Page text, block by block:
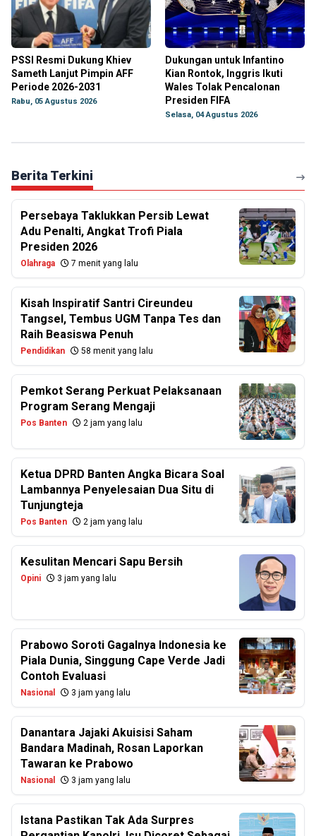
PSSI Resmi Dukung Khiev
Sameth Lanjut Pimpin AFF
Periode 2026-2031
Rabu, 05 Agustus 2026
Dukungan untuk Infantino
Kian Rontok, Inggris Ikuti
Wales Tolak Pencalonan
Presiden FIFA
Selasa, 04 Agustus 2026
Berita Terkini
Persebaya Taklukkan Persib Lewat
Adu Penalti, Angkat Trofi Piala
Presiden 2026
Olahraga 7 menit yang lalu
Kisah Inspiratif Santri Cireundeu
Tangsel, Tembus UGM Tanpa Tes dan
Raih Beasiswa Penuh
Pendidikan 58 menit yang lalu
Pemkot Serang Perkuat Pelaksanaan
Program Serang Mengaji
Pos Banten 2 jam yang lalu
Ketua DPRD Banten Angka Bicara Soal
Lambannya Penyelesaian Dua Situ di
Tunjungteja
Pos Banten 2 jam yang lalu
Kesulitan Mencari Sapu Bersih
Opini 3 jam yang lalu
Prabowo Soroti Gagalnya Indonesia ke
Piala Dunia, Singgung Cape Verde Jadi
Contoh Evaluasi
Nasional 3 jam yang lalu
Danantara Jajaki Akuisisi Saham
Bandara Madinah, Rosan Laporkan
Tawaran ke Prabowo
Nasional 3 jam yang lalu
Istana Pastikan Tak Ada Surpres